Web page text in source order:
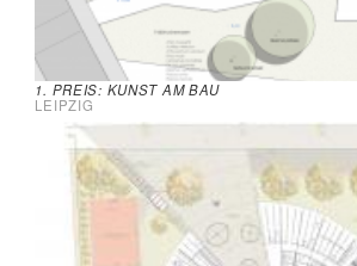
1. PREIS: KUNST AM BAU
LEIPZIG